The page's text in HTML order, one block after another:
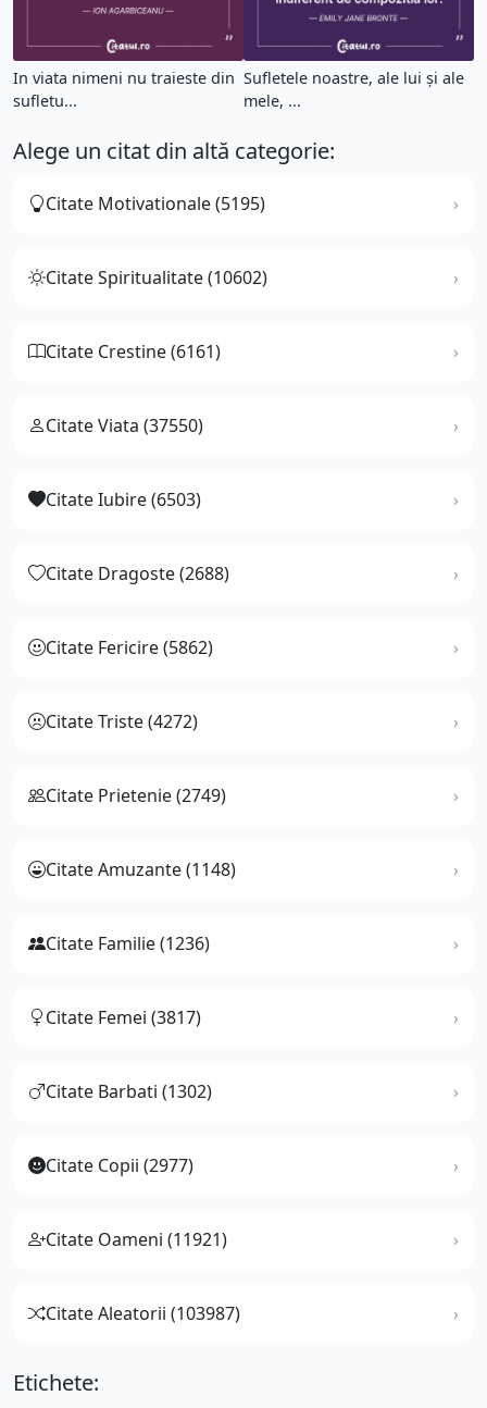
In viata nimeni nu traieste din
sufletu...
Sufletele noastre, ale lui și ale
mele, ...
Alege un citat din altă categorie:
Citate Motivationale (5195)
Citate Spiritualitate (10602)
Citate Crestine (6161)
Citate Viata (37550)
Citate Iubire (6503)
Citate Dragoste (2688)
Citate Fericire (5862)
Citate Triste (4272)
Citate Prietenie (2749)
Citate Amuzante (1148)
Citate Familie (1236)
Citate Femei (3817)
Citate Barbati (1302)
Citate Copii (2977)
Citate Oameni (11921)
Citate Aleatorii (103987)
Etichete: